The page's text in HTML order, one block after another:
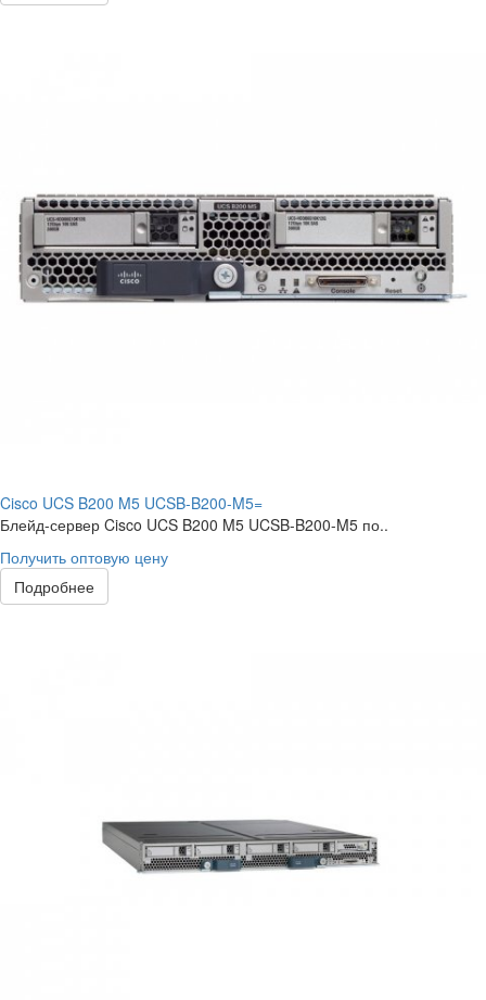
Cisco UCS B200 M5 UCSB-B200-M5=
Блейд-сервер Cisco UCS B200 M5 UCSB-B200-M5 по..
Получить оптовую цену
Подробнее